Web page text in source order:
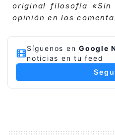
original filosofía «Sin
opinión en los
Síguenos en Google
noticias en tu feed